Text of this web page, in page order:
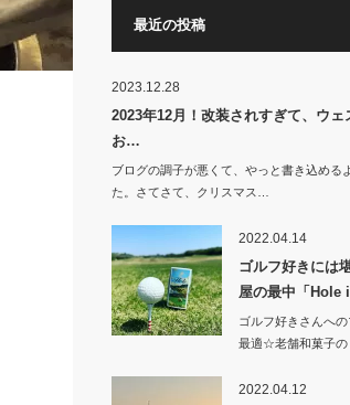
最近の投稿
2023.12.28
2023年12月！改装されすぎて、ウェ
お…
ブログの調子が悪くて、やっと書き込める
た。さてさて、クリスマス…
2022.04.14
ゴルフ好きには
屋の最中「Hole
ゴルフ好きさんへ
最適☆老舗和菓子の
2022.04.12